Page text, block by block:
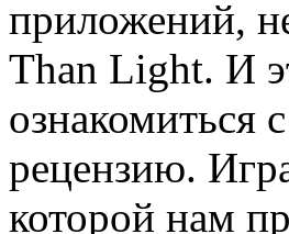
приложений,
Than Light. И
ознакомиться
рецензию.
которой нам